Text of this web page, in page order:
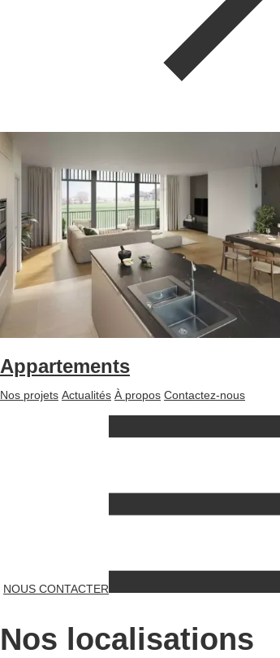
Appartements
Nos projets Actualités À propos Contactez-nous
NOUS CONTACTER
Nos localisations